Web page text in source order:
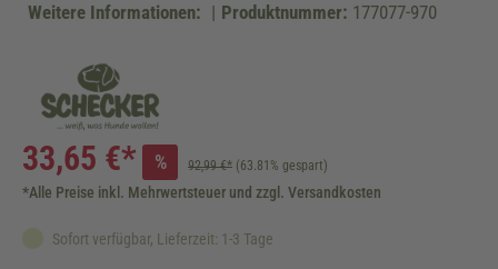
Weitere Informationen: | Produktnummer: 177077-970
33,65 €* % 92,99 €* (63.81% gespart)
*Alle Preise inkl. Mehrwertsteuer und zzgl. Versandkosten
Sofort verfügbar, Lieferzeit: 1-3 Tage